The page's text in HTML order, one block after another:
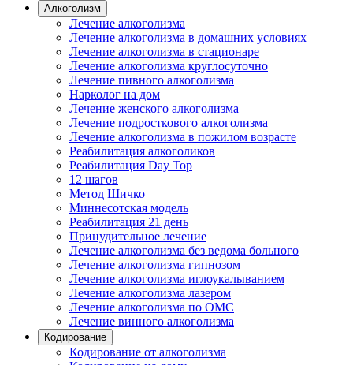
Алкоголизм
Лечение алкоголизма
Лечение алкоголизма в домашних условиях
Лечение алкоголизма в стационаре
Лечение алкоголизма круглосуточно
Лечение пивного алкоголизма
Нарколог на дом
Лечение женского алкоголизма
Лечение подросткового алкоголизма
Лечение алкоголизма в пожилом возрасте
Реабилитация алкоголиков
Реабилитация Day Top
12 шагов
Метод Шичко
Миннесотская модель
Реабилитация 21 день
Принудительное лечение
Лечение алкоголизма без ведома больного
Лечение алкоголизма гипнозом
Лечение алкоголизма иглоукалыванием
Лечение алкоголизма лазером
Лечение алкоголизма по ОМС
Лечение винного алкоголизма
Кодирование
Кодирование от алкоголизма